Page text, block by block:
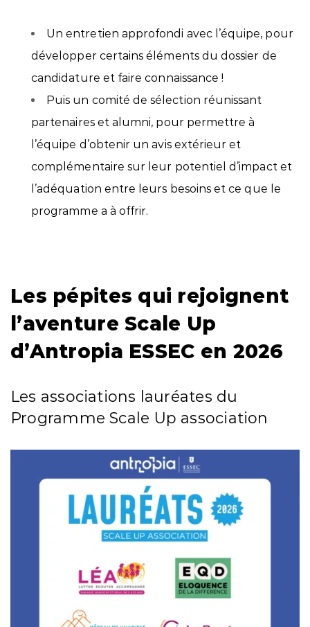
Un entretien approfondi avec l’équipe, pour
développer certains éléments du dossier de
candidature et faire connaissance !
Puis un comité de sélection réunissant
partenaires et alumni, pour permettre à
l’équipe d’obtenir un avis extérieur et
complémentaire sur leur potentiel d’impact et
l’adéquation entre leurs besoins et ce que le
programme a à offrir.
Les pépites qui rejoignent
l’aventure Scale Up
d’Antropia ESSEC en 2026
Les associations lauréates du
Programme Scale Up association